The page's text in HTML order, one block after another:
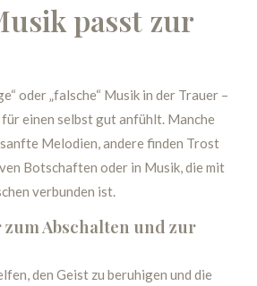
passt zur
oder „falsche“ Musik in der Trauer –
einen selbst gut anfühlt. Manche
Melodien, andere finden Trost
Botschaften oder in Musik, die mit
verbunden ist.
zum Abschalten und zur
den Geist zu beruhigen und die